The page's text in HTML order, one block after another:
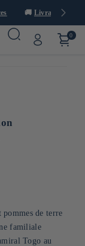
références 🚚
0
de terre
familiale
Togo au